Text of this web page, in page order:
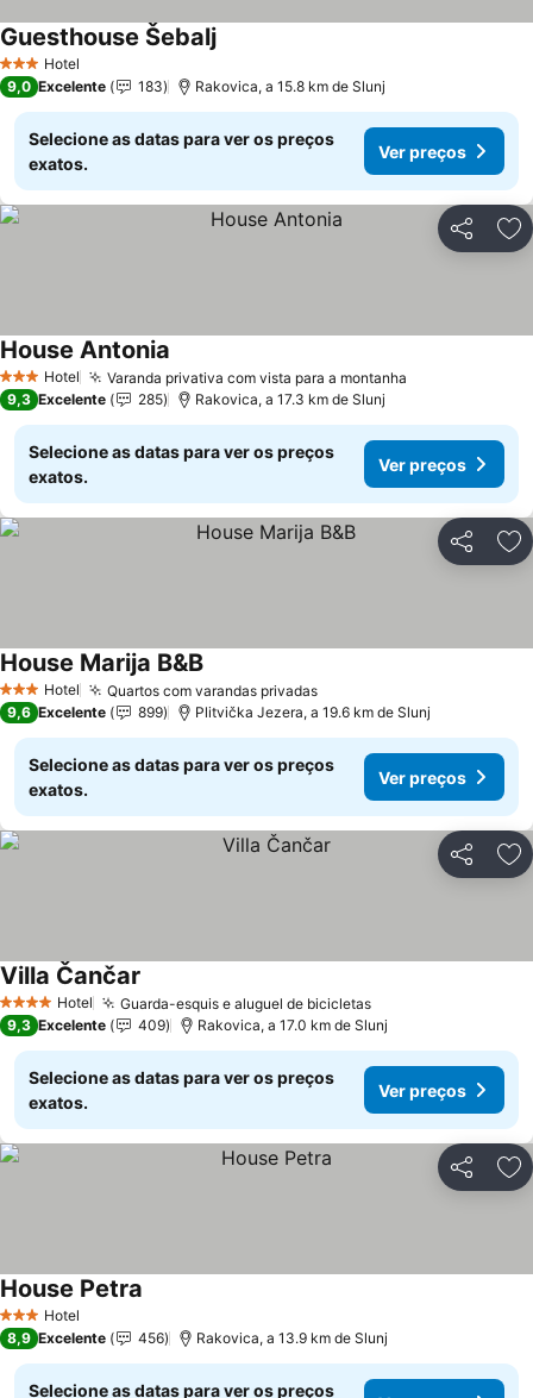
3 EstrelasHotel
Guesthouse Šebalj
9,0 Excelente 183 Rakovica, a 15.8 km de Slunj
Selecione as datas para ver os preços
exatos.
Ver preços
Partilhar
3 EstrelasHotel Varanda privativa com vista para a montanha
House Antonia
9,3 Excelente 285 Rakovica, a 17.3 km de Slunj
Selecione as datas para ver os preços
exatos.
Ver preços
Partilhar
3 EstrelasHotel Quartos com varandas privadas
House Marija B&B
9,6 Excelente 899 Plitvička Jezera, a 19.6 km de Slunj
Selecione as datas para ver os preços
exatos.
Ver preços
Partilhar
4 EstrelasHotel Guarda-esquis e aluguel de bicicletas
Villa Čančar
9,3 Excelente 409 Rakovica, a 17.0 km de Slunj
Selecione as datas para ver os preços
exatos.
Ver preços
Partilhar
3 EstrelasHotel
House Petra
8,9 Excelente 456 Rakovica, a 13.9 km de Slunj
Selecione as datas para ver os preços